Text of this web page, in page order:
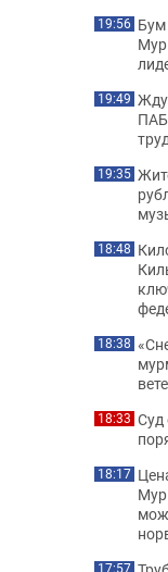
19:56 Бум
19:49
19:35
18:48
18:38
18:33 Суд
18:17
17:57